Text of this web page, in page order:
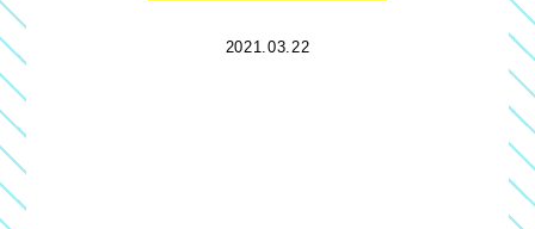
2021.03.22